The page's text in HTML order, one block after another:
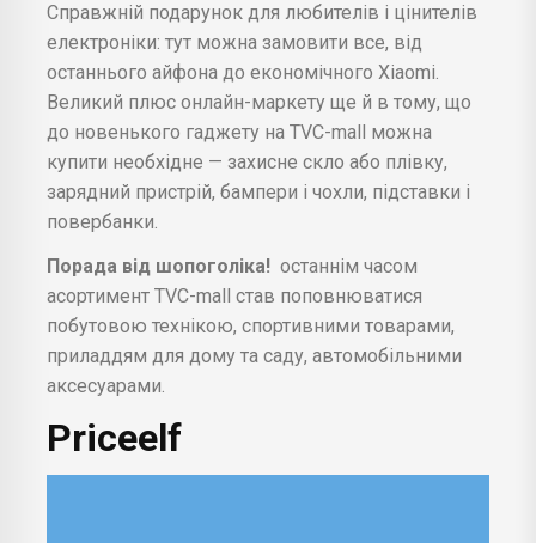
Справжній подарунок для любителів і цінителів
електроніки: тут можна замовити все, від
останнього айфона до економічного Xiaomi.
Великий плюс онлайн-маркету ще й в тому, що
до новенького гаджету на TVC-mall можна
купити необхідне — захисне скло або плівку,
зарядний пристрій, бампери і чохли, підставки і
повербанки.
Порада від шопоголіка! останнім часом
асортимент TVC-mall став поповнюватися
побутовою технікою, спортивними товарами,
приладдям для дому та саду, автомобільними
аксесуарами.
Priceelf